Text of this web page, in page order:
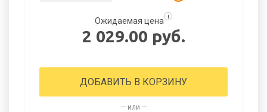
Ожидаемая цена i
2 029.00 руб.
ДОБАВИТЬ В КОРЗИНУ
— или —